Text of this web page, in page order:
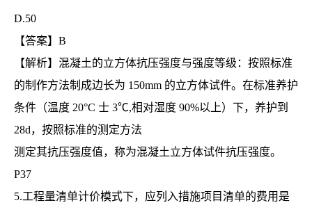
D.50
【答案】B
【解析】混凝土的立方体抗压强度与强度等级：按照标准
的制作方法制成边长为 150mm 的立方体试件。在标准养护
条件（温度 20°C 士 3℃,相对湿度 90%以上）下，养护到
28d，按照标准的测定方法
测定其抗压强度值，称为混凝土立方体试件抗压强度。
P37
5.工程量清单计价模式下，应列入措施项目清单的费用是